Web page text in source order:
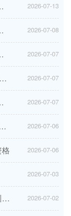
能大赛团体冠军 2026-07-13
换届暨理事工作会议... 2026-07-08
十一次研修活动圆满举行... 2026-07-07
大连“唱奏一体化”教学成果亮相全国美育教学研讨会 2026-07-07
二期读书分享活动... 2026-07-07
师2026年第二期实践培训（大连站）圆满举办... 2026-07-06
2026-07-06
2026-07-03
中职数学课堂的数智化应用与变革研训活动举办 2026-07-02